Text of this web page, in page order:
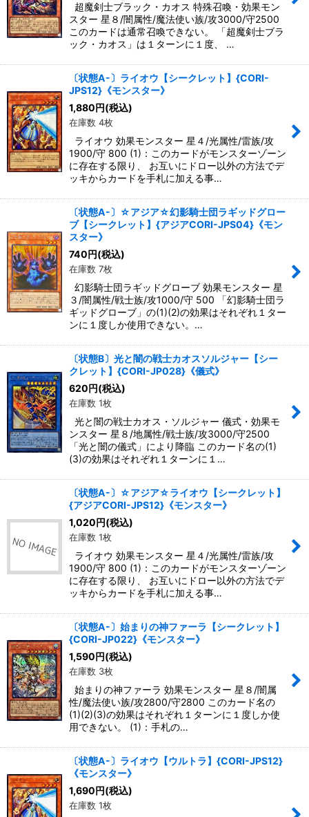
超魔剣士ブラック・カオス 特殊召喚・効果モン
スター 星８/闇属性/魔法使い族/攻3000/守2500
このカードは通常召喚できない。 「超魔剣士ブラ
ック・カオス」は１ターンに１度、 …
〔状態A-〕ライオウ【シークレット】{CORI-
JPS12}《モンスター》
1,880円(税込)
在庫数 4枚
ライオウ 効果モンスター 星４/光属性/雷族/攻
1900/守 800 (1)：このカードがモンスターゾーン
に存在する限り、 お互いにドロー以外の方法でデ
ッキからカードを手札に加える事…
〔状態A-〕☆アジア☆幻影騎士団ラギッドグロー
ブ【シークレット】{アジアCORI-JPS04}《モン
スター》
740円(税込)
在庫数 7枚
幻影騎士団ラギッドグローブ 効果モンスター 星
３/闇属性/戦士族/攻1000/守 500 「幻影騎士団ラ
ギッドグローブ」の(1)(2)の効果はそれぞれ１ター
ンに１度しか使用できない。…
〔状態B〕光と闇の戦士カオスソルジャー【シー
クレット】{CORI-JP028}《儀式》
620円(税込)
在庫数 1枚
光と闇の戦士カオス・ソルジャー 儀式・効果モ
ンスター 星８/地属性/戦士族/攻3000/守2500
「光と闇の儀式」により降臨 このカード名の(1)
(3)の効果はそれぞれ１ターンに１…
〔状態A-〕☆アジア☆ライオウ【シークレット】
{アジアCORI-JPS12}《モンスター》
1,020円(税込)
在庫数 1枚
ライオウ 効果モンスター 星４/光属性/雷族/攻
1900/守 800 (1)：このカードがモンスターゾーン
に存在する限り、 お互いにドロー以外の方法でデ
ッキからカードを手札に加える事…
〔状態A-〕始まりの神ファーラ【シークレット】
{CORI-JP022}《モンスター》
1,590円(税込)
在庫数 3枚
始まりの神ファーラ 効果モンスター 星８/闇属
性/魔法使い族/攻2800/守2800 このカード名の
(1)(2)(3)の効果はそれぞれ１ターンに１度しか使
用できない。 (1)：手札の…
〔状態A-〕ライオウ【ウルトラ】{CORI-JPS12}
《モンスター》
1,690円(税込)
在庫数 1枚